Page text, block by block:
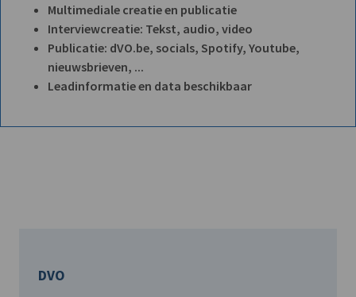
Multimediale creatie en publicatie
Interviewcreatie: Tekst, audio, video
Publicatie: dVO.be, socials, Spotify, Youtube,
nieuwsbrieven, ...
Leadinformatie en data beschikbaar
DVO